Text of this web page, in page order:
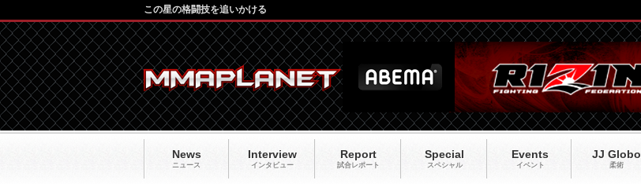
News
ニュース
Interview
インタビュー
Report
試合レポート
Special
スペシャル
Events
イベント
JJ Globo
柔術
この星の格闘技を追いかける